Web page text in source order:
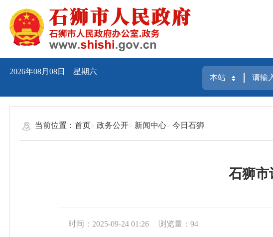
2026年08月08日 星期六
当前位置：首页 政务公开 新闻中心 今日石狮
石狮市
时间：2025-09-24 01:26 浏览量： 94